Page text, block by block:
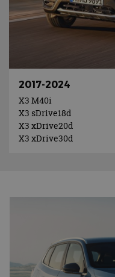
2017-2024
X3 M40i
X3 sDrive18d
X3 xDrive20d
X3 xDrive30d